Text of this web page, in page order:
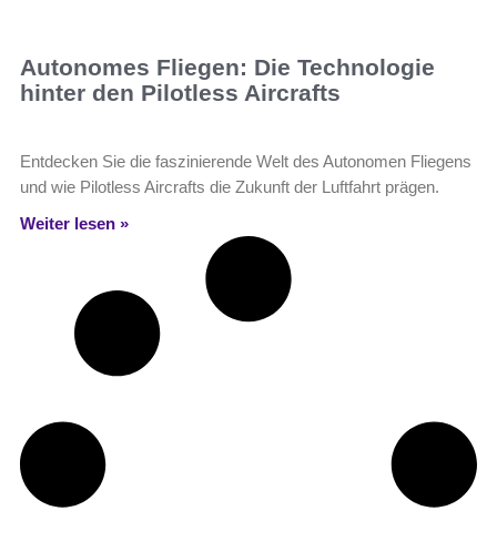
Autonomes Fliegen: Die Technologie
hinter den Pilotless Aircrafts
Entdecken Sie die faszinierende Welt des Autonomen Fliegens
und wie Pilotless Aircrafts die Zukunft der Luftfahrt prägen.
Weiter lesen »